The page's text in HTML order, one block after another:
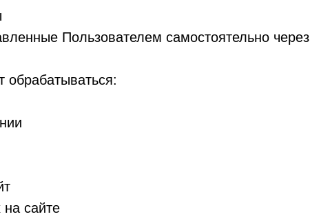
Пользователем самостоятельно через
обрабатываться:
сайте